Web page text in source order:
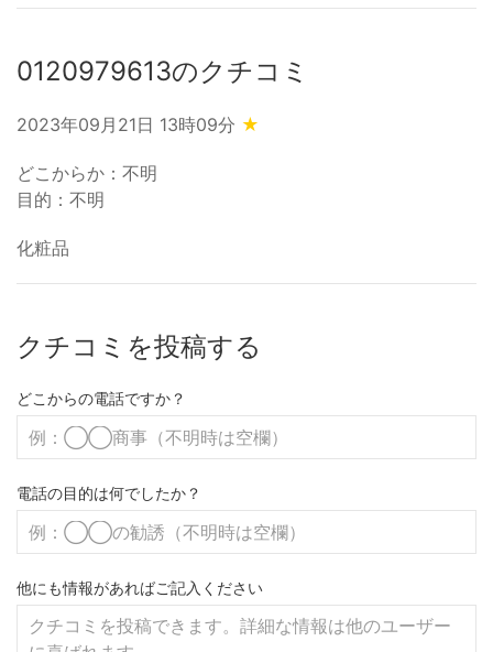
0120979613のクチコミ
2023年09月21日 13時09分 ★
どこからか：不明
目的：不明
化粧品
クチコミを投稿する
どこからの電話ですか？
電話の目的は何でしたか？
他にも情報があればご記入ください